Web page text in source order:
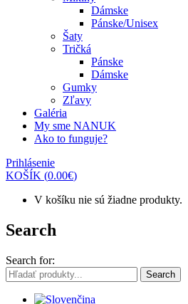
Dámske
Pánske/Unisex
Šaty
Tričká
Pánske
Dámske
Gumky
Zľavy
Galéria
My sme NANUK
Ako to funguje?
Prihlásenie
KOŠÍK (0.00€)
V košíku nie sú žiadne produkty.
Search
Search for:
Search